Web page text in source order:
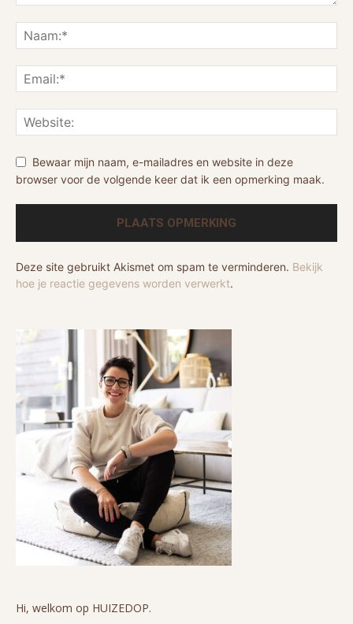
Bewaar mijn naam, e-mailadres en website in deze
browser voor de volgende keer dat ik een opmerking maak.
Deze site gebruikt Akismet om spam te verminderen. Bekijk
hoe je reactie gegevens worden verwerkt.
Hi, welkom op HUIZEDOP.